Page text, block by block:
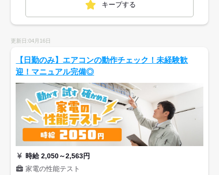
キープする
更新日:04月16日
【日勤のみ】エアコンの動作チェック！未経験歓
迎！マニュアル完備◎
時給 2,050～2,563円
家電の性能テスト